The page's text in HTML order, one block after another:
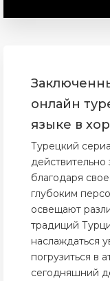
онлайн
языке в
Турецкий
действительно
благодаря
глубоким
освещают
традиций
наслаждаться
погрузиться в
сегодняшний